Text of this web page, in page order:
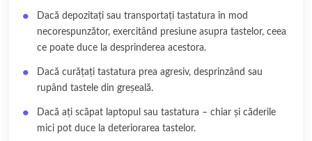
Dacă depozitați sau transportați tastatura în mod
necorespunzător, exercitând presiune asupra tastelor, ceea
ce poate duce la desprinderea acestora.
Dacă curățați tastatura prea agresiv, desprinzând sau
rupând tastele din greșeală.
Dacă ați scăpat laptopul sau tastatura – chiar și căderile
mici pot duce la deteriorarea tastelor.